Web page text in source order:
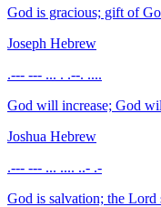
God is gracious; gift of
Joseph Hebrew
.--- --- ... . .--. ....
God will increase; God
Joshua Hebrew
.--- --- ... .... ..- .-
God is salvation; the Lord